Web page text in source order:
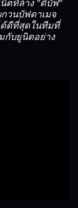
นิตที่ล้าง "ดีบัฟ"
วนบัฟดาเมจ
ด้ดีที่สุดในทีมที่
มกับยูนิตอย่าง